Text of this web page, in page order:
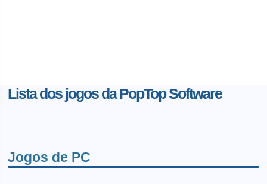
Lista dos jogos da PopTop Software
Jogos de PC